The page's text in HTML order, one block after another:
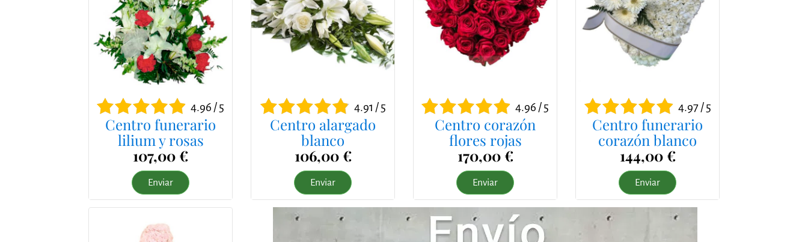
4.96 / 5
Centro funerario
lilium y rosas
107,00 €
Enviar
4.91 / 5
Centro alargado
blanco
106,00 €
Enviar
4.96 / 5
Centro corazón
flores rojas
170,00 €
Enviar
4.97 / 5
Centro funerario
corazón blanco
144,00 €
Enviar